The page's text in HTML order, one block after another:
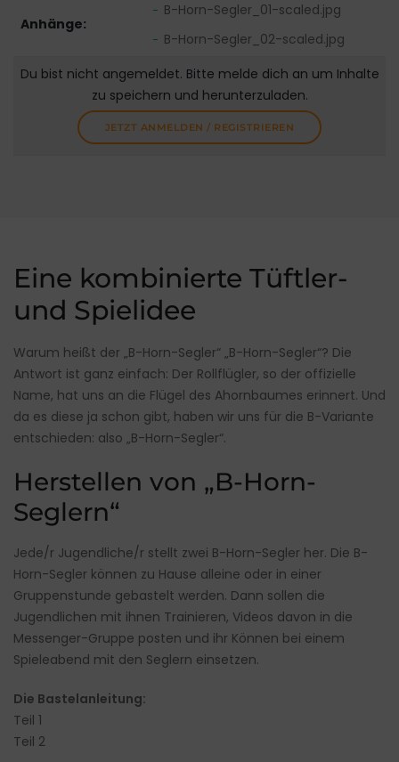
Anhänge:
B-Horn-Segler_01-scaled.jpg
B-Horn-Segler_02-scaled.jpg
Du bist nicht angemeldet. Bitte melde dich an um Inhalte
zu speichern und herunterzuladen.
JETZT ANMELDEN / REGISTRIEREN
Eine kombinierte Tüftler-
und Spielidee
Warum heißt der „B-Horn-Segler“ „B-Horn-Segler“? Die
Antwort ist ganz einfach: Der Rollflügler, so der offizielle
Name, hat uns an die Flügel des Ahornbaumes erinnert. Und
da es diese ja schon gibt, haben wir uns für die B-Variante
entschieden: also „B-Horn-Segler“.
Herstellen von „B-Horn-
Seglern“
Jede/r Jugendliche/r stellt zwei B-Horn-Segler her. Die B-
Horn-Segler können zu Hause alleine oder in einer
Gruppenstunde gebastelt werden. Dann sollen die
Jugendlichen mit ihnen Trainieren, Videos davon in die
Messenger-Gruppe posten und ihr Können bei einem
Spieleabend mit den Seglern einsetzen.
Die Bastelanleitung:
Teil 1
Teil 2